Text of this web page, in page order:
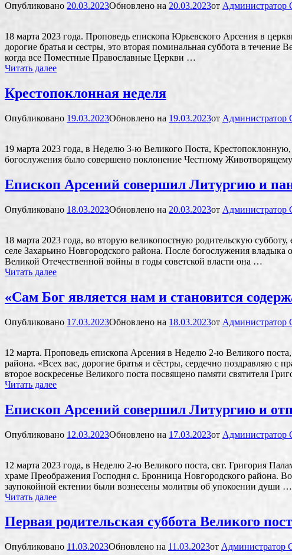
Опубликовано 20.03.2023Обновлено на 20.03.2023от Администратор
18 марта 2023 года. Проповедь епископа Юрьевского Арсения в
дорогие братья и сестры, это вторая поминальная суббота в
когда все Поместные Православные Церкви …
Читать далее«Наши
возносим
Победителю
Он
принял
усопших
в
Свой
покой,
Свою
жизнь,
в
Своё
Царство»
Крестопоклонная неделя
Опубликовано 19.03.2023Обновлено на 19.03.2023от Администратор
19 марта 2023 года, в Неделю 3-ю Великого Поста,
богослужения было совершено поклонение Честному
Епископ Арсений совершил Литургию и
Опубликовано 18.03.2023Обновлено на 20.03.2023от Администратор
18 марта 2023 года, во вторую великопостную родительскую
селе Захарьино Новгородского района. После богослужения
Великой Отечественной войны в годы советской власти она …
Читать далееЕпископ
Литургию
панихиду
Святой
Троицы
в
селе
«Сам Бог является нам и становится
Опубликовано 17.03.2023Обновлено на 18.03.2023от Администратор
12 марта. Проповедь епископа Арсения в Неделю 2-ю Великого
района. «Всех вас, дорогие братья и сëстры, сердечно поздравляю с
второе воскресенье Великого поста посвящено памяти святителя
Читать далее«Сам
является
нам
становится
жизни»
Епископ Арсений совершил Литургию и
Опубликовано 12.03.2023Обновлено на 17.03.2023от Администратор
12 марта 2023 года, в Неделю 2-ю Великого поста, свт. Григория
храме Преображения Господня с. Бронница Новгородского района.
заупокойной ектении были вознесены молитвы об упокоении души …
Читать далееЕпископ
совершил
Литургию
отпевание
Первая родительская суббота Великого
Опубликовано 11.03.2023Обновлено на 11.03.2023от Администратор